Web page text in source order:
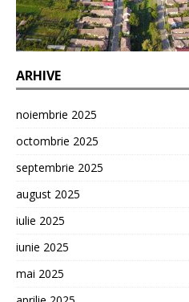
ARHIVE
noiembrie 2025
octombrie 2025
septembrie 2025
august 2025
iulie 2025
iunie 2025
mai 2025